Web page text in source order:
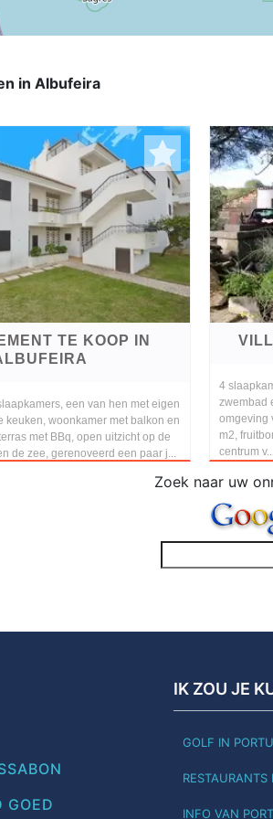
in Albufeira
TE KOOP IN
een van hen met eigen
keuken, woonkamer met balkon en
met BBq, open uitzicht op de
de zee, gerenoveerd een paar j...
4
zwembad
omgeving
m2,
centrum v...
Zoek naar uw
GOED
IK ZOU JE
GOLF IN
RESTAURANTS
INFO VAN